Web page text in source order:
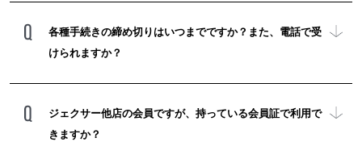
各種手続きの締め切りはいつまでですか？また、電話で受
けられますか？
ジェクサー他店の会員ですが、持っている会員証で利用で
きますか？